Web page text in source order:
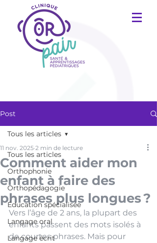
Post
Tous les articles
Orthophonie
Orthopédagogie
Éducation spécialisée
Langage oral
Langage écrit
Tous les articles
Comment aider mon
enfant à faire des
phrases plus longues ?
11 nov. 2025 2 min de lecture
Vers l’âge de 2 ans, la plupart des
enfants passent des mots isolés à
de courtes phrases. Mais pour